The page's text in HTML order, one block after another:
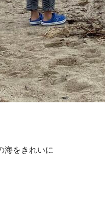
海をきれいに